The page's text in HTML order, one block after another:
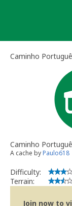
Caminho
Caminho
A cache byPaulo618
Difficulty:
Terrain:
Join now to